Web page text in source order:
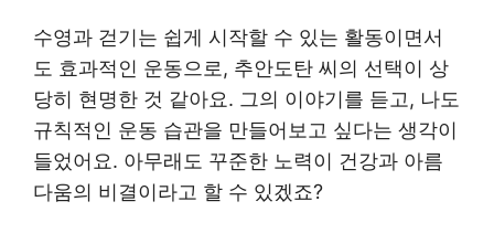
수영과 걷기는 쉽게 시작할 수 있는 활동이면서
도 효과적인 운동으로, 추안도탄 씨의 선택이 상
당히 현명한 것 같아요. 그의 이야기를 듣고, 나도
규칙적인 운동 습관을 만들어보고 싶다는 생각이
들었어요. 아무래도 꾸준한 노력이 건강과 아름
다움의 비결이라고 할 수 있겠죠?